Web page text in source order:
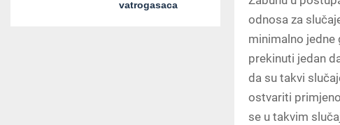
odnosa za
minimalno jedne
prekinuti jedan
da su takvi
ostvariti
se u takvim
vatrogasaca